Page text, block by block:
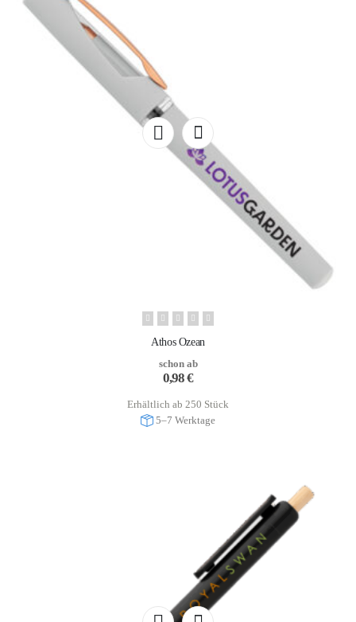
Athos Ozean
schon ab
0,98€
Erhältlich ab 250 Stück
5–7 Werktage